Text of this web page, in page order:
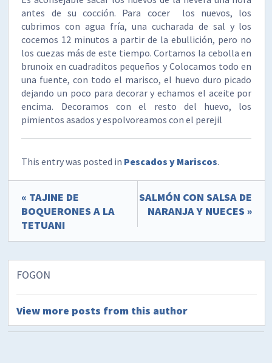
antes de su cocción. Para cocer los nuevos, los
cubrimos con agua fría, una cucharada de sal y los
cocemos 12 minutos a partir de la ebullición, pero no
los cuezas más de este tiempo. Cortamos la cebolla en
brunoix en cuadraditos pequeños y Colocamos todo en
una fuente, con todo el marisco, el huevo duro picado
dejando un poco para decorar y echamos el aceite por
encima. Decoramos con el resto del huevo, los
pimientos asados y espolvoreamos con el perejil
This entry was posted in Pescados y Mariscos.
« TAJINE DE
BOQUERONES A LA
TETUANI
SALMÓN CON SALSA DE
NARANJA Y NUECES »
FOGON
View more posts from this author